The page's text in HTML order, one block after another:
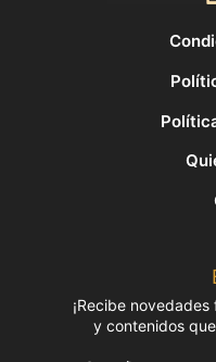
¡Recibe
y contenidos